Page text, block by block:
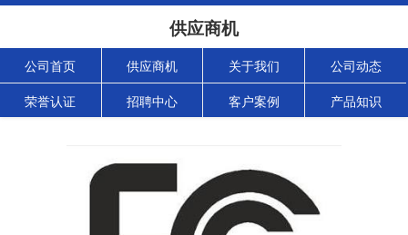
供应商机
公司首页 供应商机 关于我们 公司动态
荣誉认证 招聘中心 客户案例 产品知识